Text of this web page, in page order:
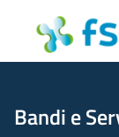
Bandi e